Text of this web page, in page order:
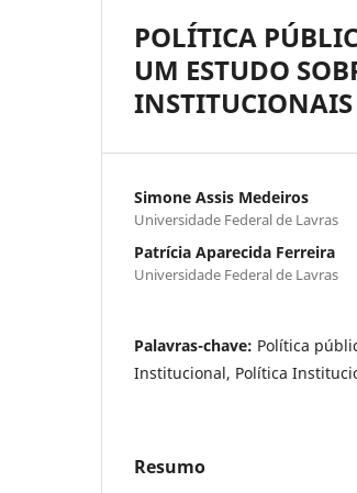
POLÍTICA
UM ESTUDO
INSTITUCIONAIS
Simone Assis Medeiros
Universidade Federal de Lavras
Patrícia Aparecida Ferreira
Universidade Federal de Lavras
Palavras-chave: Política
Institucional, Política
Resumo